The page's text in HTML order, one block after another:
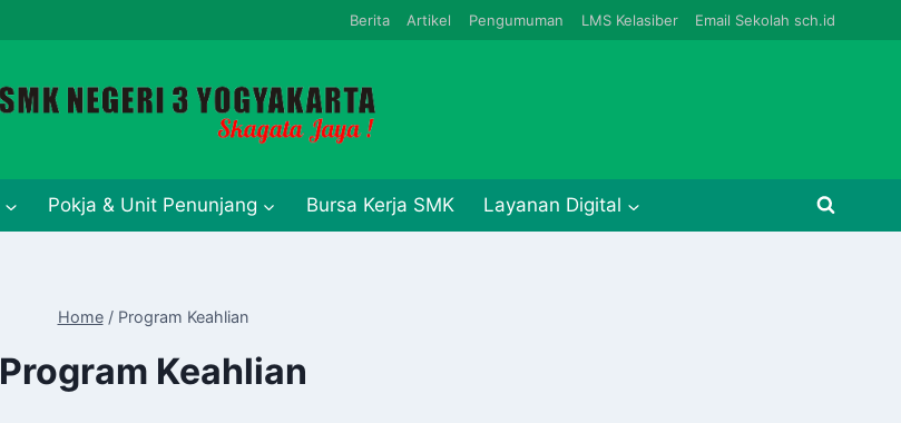
Berita Artikel Pengumuman LMS Kelasiber Email Sekolah sch.id
Pokja & Unit Penunjang Bursa Kerja SMK Layanan Digital
Home / Program Keahlian
Program Keahlian